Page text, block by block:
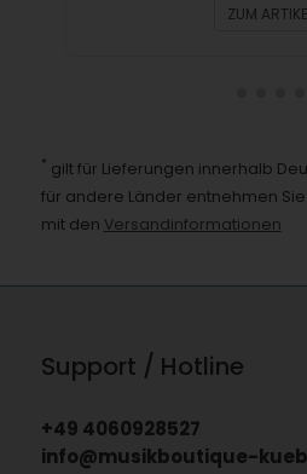
ZUM
* gilt für Lieferungen innerhalb
für andere Länder entnehmen
mit den Versandinformationen
Support / Hotline
+49 4060928527
info@musikboutique-